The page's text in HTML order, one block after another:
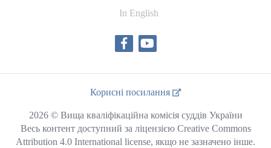
In English
Корисні посилання
2026 © Вища кваліфікаційна комісія суддів України
Весь контент доступний за ліцензією Creative Commons
Attribution 4.0 International license, якщо не зазначено інше.